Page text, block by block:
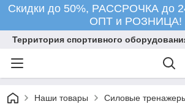
Скидки до 50%, РАССРОЧКА до
ОПТ и РОЗНИЦА!
Территория спортивного
Наши товары Силовые